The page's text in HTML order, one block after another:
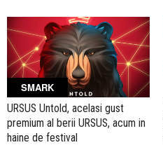
SMARK
URSUS Untold, acelasi gust
premium al berii URSUS, acum in
haine de festival